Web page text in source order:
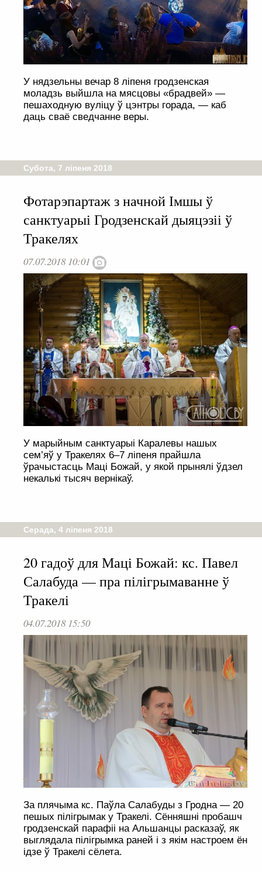
У нядзельны вечар 8 ліпеня гродзенская
моладзь выйшла на мясцовы «брадвей» —
пешаходную вуліцу ў цэнтры горада, — каб
даць сваё сведчанне веры.
Субота, 7 ліпеня 2018
Фотарэпартаж з начной Імшы ў
санктуарыі Гродзенскай дыяцэзіі ў
Тракелях
07.07.2018 10:01
У марыйным санктуарыі Каралевы нашых
сем’яў у Тракелях 6–7 ліпеня прайшла
ўрачыстасць Маці Божай, у якой прынялі ўдзел
некалькі тысяч вернікаў.
Серада, 4 ліпеня 2018
20 гадоў для Маці Божай: кс. Павел
Салабуда — пра пілігрымаванне ў
Тракелі
04.07.2018 15:50
За плячыма кс. Паўла Салабуды з Гродна — 20
пешых пілігрымак у Тракелі. Сённяшні пробашч
гродзенскай парафіі на Альшанцы расказаў, як
выглядала пілігрымка раней і з якім настроем ён
ідзе ў Тракелі сёлета.